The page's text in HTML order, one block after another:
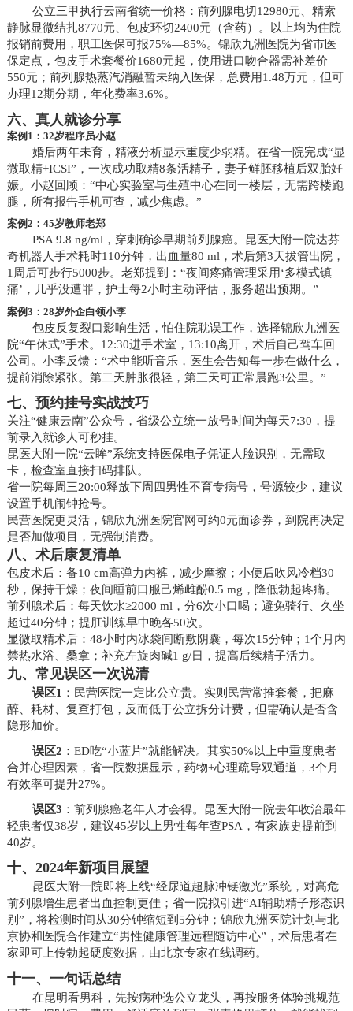
公立三甲执行云南省统一价格：前列腺电切12980元、精索
静脉显微结扎8770元、包皮环切2400元（含药）。以上均为住院
报销前费用，职工医保可报75%—85%。锦欣九洲医院为省市医
保定点，包皮手术套餐价1680元起，使用进口吻合器需补差价
550元；前列腺热蒸汽消融暂未纳入医保，总费用1.48万元，但可
办理12期分期，年化费率3.6%。
六、真人就诊分享
案例1：32岁程序员小赵
婚后两年未育，精液分析显示重度少弱精。在省一院完成“显
微取精+ICSI”，一次成功取精8条活精子，妻子鲜胚移植后双胎妊
娠。小赵回顾：“中心实验室与生殖中心在同一楼层，无需跨楼跑
腿，所有报告手机可查，减少焦虑。”
案例2：45岁教师老郑
PSA 9.8 ng/ml，穿刺确诊早期前列腺癌。昆医大附一院达芬
奇机器人手术耗时110分钟，出血量80 ml，术后第3天拔管出院，
1周后可步行5000步。老郑提到：“夜间疼痛管理采用‘多模式镇
痛’，几乎没遭罪，护士每2小时主动评估，服务超出预期。”
案例3：28岁外企白领小李
包皮反复裂口影响生活，怕住院耽误工作，选择锦欣九洲医
院“午休式”手术。12:30进手术室，13:10离开，术后自己驾车回
公司。小李反馈：“术中能听音乐，医生会告知每一步在做什么，
提前消除紧张。第二天肿胀很轻，第三天可正常晨跑3公里。”
七、预约挂号实战技巧
关注“健康云南”公众号，省级公立统一放号时间为每天7:30，提
前录入就诊人可秒挂。
昆医大附一院“云眸”系统支持医保电子凭证人脸识别，无需取
卡，检查室直接扫码排队。
省一院每周三20:00释放下周四男性不育专病号，号源较少，建议
设置手机闹钟抢号。
民营医院更灵活，锦欣九洲医院官网可约0元面诊券，到院再决定
是否加做项目，无强制消费。
八、术后康复清单
包皮术后：备10 cm高弹力内裤，减少摩擦；小便后吹风冷档30
秒，保持干燥；夜间睡前口服己烯雌酚0.5 mg，降低勃起疼痛。
前列腺术后：每天饮水≥2000 ml，分6次小口喝；避免骑行、久坐
超过40分钟；提肛训练早中晚各50次。
显微取精术后：48小时内冰袋间断敷阴囊，每次15分钟；1个月内
禁热水浴、桑拿；补充左旋肉碱1 g/日，提高后续精子活力。
九、常见误区一次说清
误区1 ：民营医院一定比公立贵。实则民营常推套餐，把麻
醉、耗材、复查打包，反而低于公立拆分计费，但需确认是否含
隐形加价。
误区2 ：ED吃“小蓝片”就能解决。其实50%以上中重度患者
合并心理因素，省一院数据显示，药物+心理疏导双通道，3个月
有效率可提升27%。
误区3 ：前列腺癌老年人才会得。昆医大附一院去年收治最年
轻患者仅38岁，建议45岁以上男性每年查PSA，有家族史提前到
40岁。
十、2024年新项目展望
昆医大附一院即将上线“经尿道超脉冲铥激光”系统，对高危
前列腺增生患者出血控制更佳；省一院拟引进“AI辅助精子形态识
别”，将检测时间从30分钟缩短到5分钟；锦欣九洲医院计划与北
京协和医院合作建立“男性健康管理远程随访中心”，术后患者在
家即可上传勃起硬度数据，由北京专家在线调药。
十一、一句话总结
在昆明看男科，先按病种选公立龙头，再按服务体验挑规范